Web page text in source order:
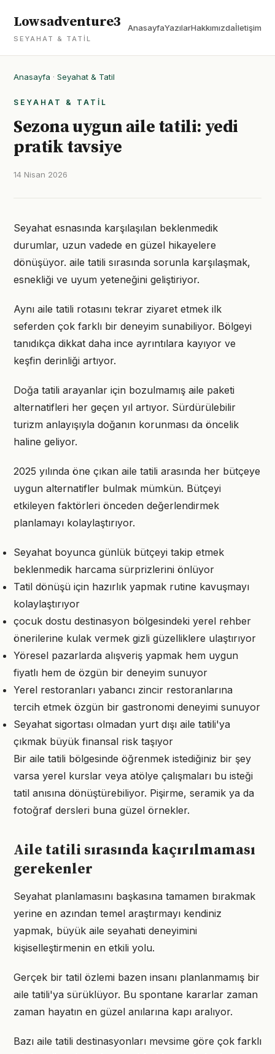
Lowsadventure3
SEYAHAT & TATIL
AnasayfaYazılarHakkımızdaİletişim
Anasayfa · Seyahat & Tatil
SEYAHAT & TATIL
Sezona uygun aile tatili: yedi
pratik tavsiye
14 Nisan 2026
Seyahat esnasında karşılaşılan beklenmedik
durumlar, uzun vadede en güzel hikayelere
dönüşüyor. aile tatili sırasında sorunla karşılaşmak,
esnekliği ve uyum yeteneğini geliştiriyor.
Aynı aile tatili rotasını tekrar ziyaret etmek ilk
seferden çok farklı bir deneyim sunabiliyor. Bölgeyi
tanıdıkça dikkat daha ince ayrıntılara kayıyor ve
keşfin derinliği artıyor.
Doğa tatili arayanlar için bozulmamış aile paketi
alternatifleri her geçen yıl artıyor. Sürdürülebilir
turizm anlayışıyla doğanın korunması da öncelik
haline geliyor.
2025 yılında öne çıkan aile tatili arasında her bütçeye
uygun alternatifler bulmak mümkün. Bütçeyi
etkileyen faktörleri önceden değerlendirmek
planlamayı kolaylaştırıyor.
Seyahat boyunca günlük bütçeyi takip etmek
beklenmedik harcama sürprizlerini önlüyor
Tatil dönüşü için hazırlık yapmak rutine kavuşmayı
kolaylaştırıyor
çocuk dostu destinasyon bölgesindeki yerel rehber
önerilerine kulak vermek gizli güzelliklere ulaştırıyor
Yöresel pazarlarda alışveriş yapmak hem uygun
fiyatlı hem de özgün bir deneyim sunuyor
Yerel restoranları yabancı zincir restoranlarına
tercih etmek özgün bir gastronomi deneyimi sunuyor
Seyahat sigortası olmadan yurt dışı aile tatili'ya
çıkmak büyük finansal risk taşıyor
Bir aile tatili bölgesinde öğrenmek istediğiniz bir şey
varsa yerel kurslar veya atölye çalışmaları bu isteği
tatil anısına dönüştürebiliyor. Pişirme, seramik ya da
fotoğraf dersleri buna güzel örnekler.
Aile tatili sırasında kaçırılmaması
gerekenler
Seyahat planlamasını başkasına tamamen bırakmak
yerine en azından temel araştırmayı kendiniz
yapmak, büyük aile seyahati deneyimini
kişiselleştirmenin en etkili yolu.
Gerçek bir tatil özlemi bazen insanı planlanmamış bir
aile tatili'ya sürüklüyor. Bu spontane kararlar zaman
zaman hayatın en güzel anılarına kapı aralıyor.
Bazı aile tatili destinasyonları mevsime göre çok farklı